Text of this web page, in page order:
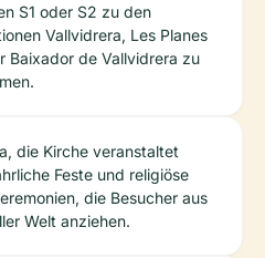
S1 oder S2 zu den
Vallvidrera, Les Planes
Baixador de Vallvidrera zu
die Kirche veranstaltet
Feste und religiöse
die Besucher aus
Welt anziehen.